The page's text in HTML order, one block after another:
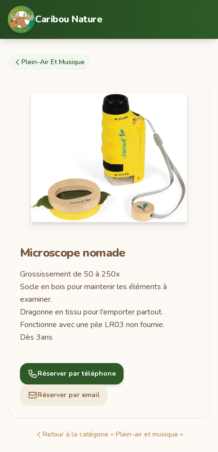
Caribou Nature
Plein-Air Et Musique
Microscope nomade
Grossissement de 50 à 250x
Socle en bois pour maintenir les éléments à
examiner.
Dragonne en tissu pour l'emporter partout.
Fonctionne avec une pile LR03 non fournie.
Dès 3ans
Réserver par téléphone
Réserver par email
Retour à la catégorie « Plein-air et musique »